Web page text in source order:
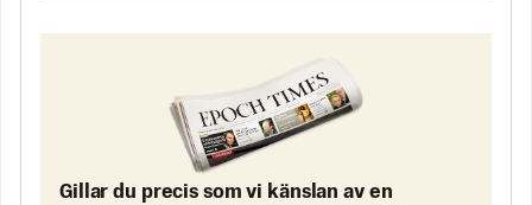
Gillar du precis som vi känslan av en